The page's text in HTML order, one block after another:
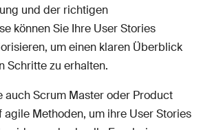
und der richtigen
können Sie Ihre User Stories
um einen klaren Überblick
Schritte zu erhalten.
auch Scrum Master oder Product
agile Methoden, um ihre User Stories